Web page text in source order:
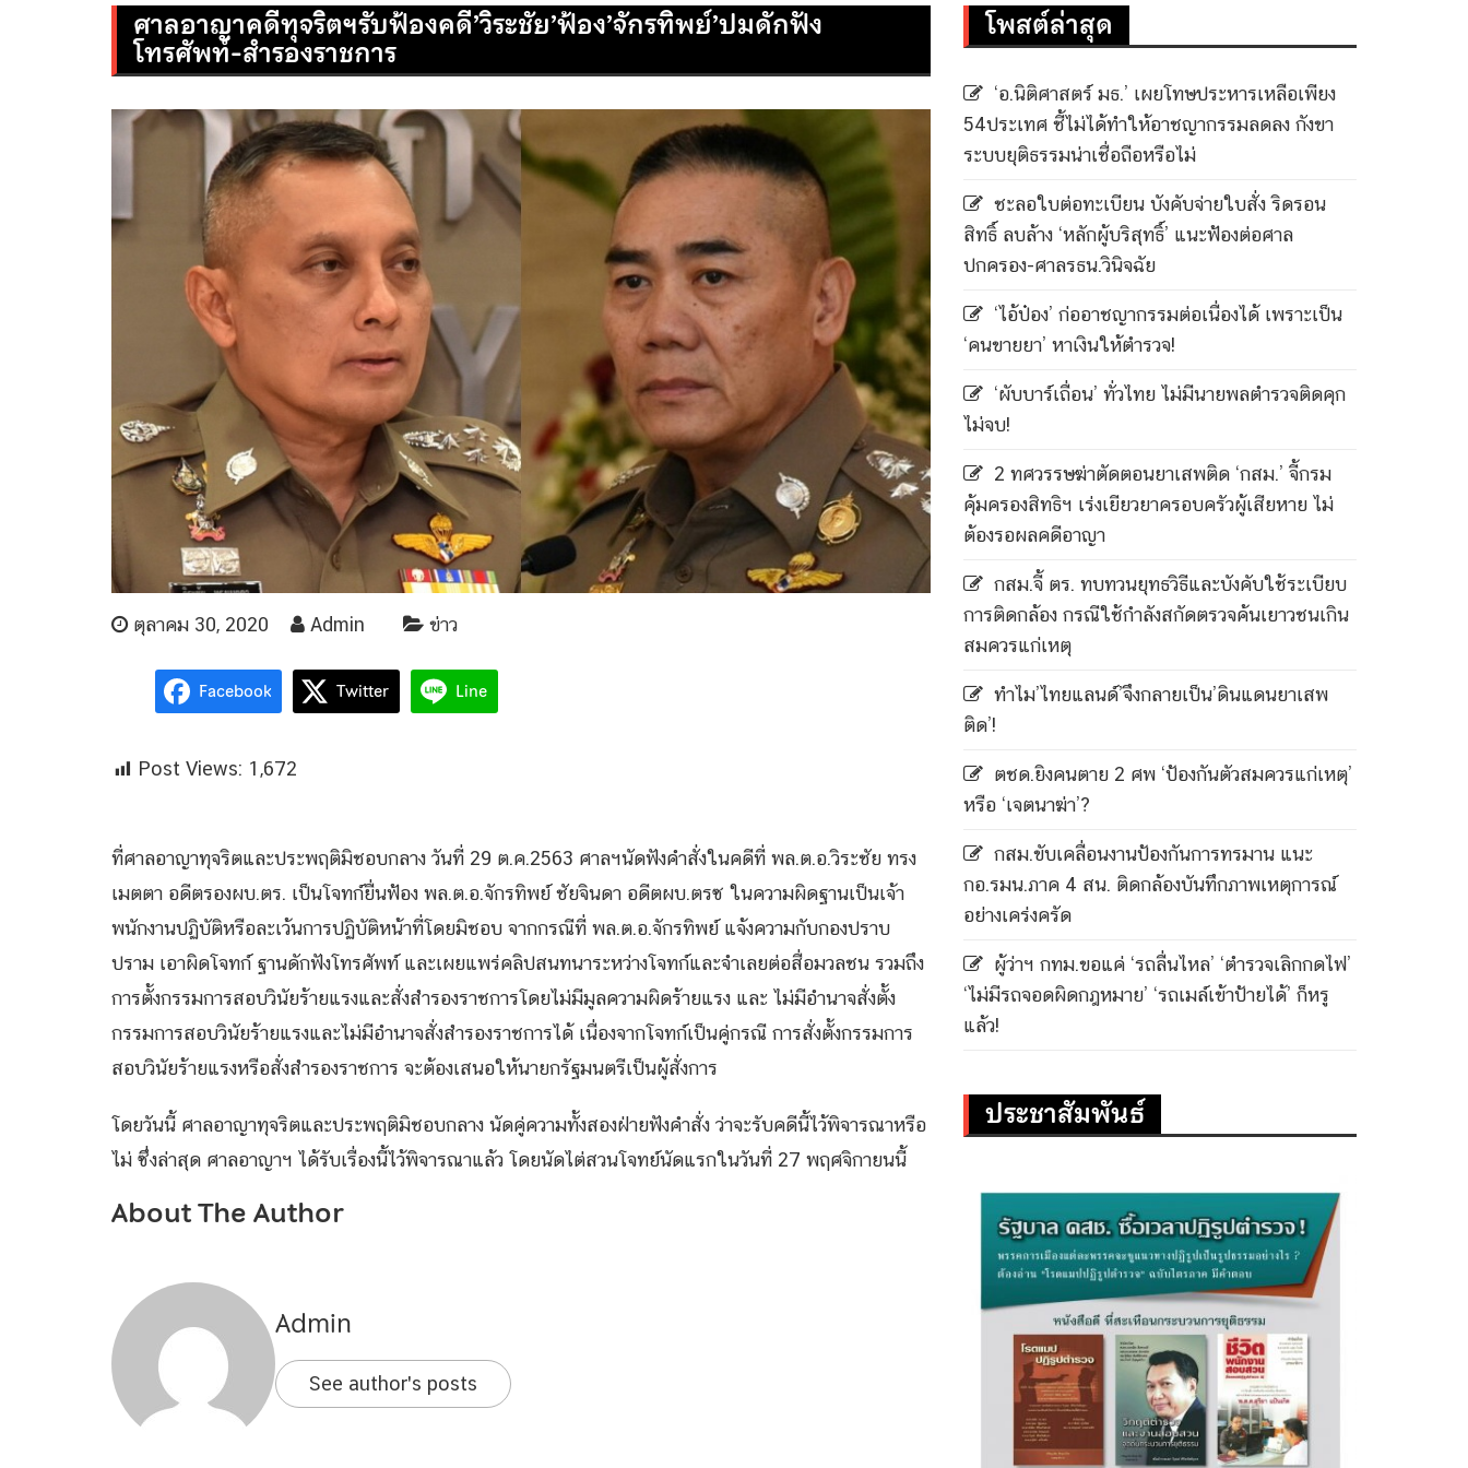
ศาลอาญาคดีทุจริตฯรับฟ้องคดี’วิระชัย’ฟ้อง’จักรทิพย์’ปมดักฟัง
โทรศัพท์-สำรองราชการ
ตุลาคม 30, 2020 Admin ข่าว
Facebook Twitter Line
Post Views: 1,672
ที่ศาลอาญาทุจริตและประพฤติมิชอบกลาง วันที่ 29 ต.ค.2563 ศาลฯนัดฟังคำสั่งในคดีที่ พล.ต.อ.วิระชัย ทรง
เมตตา อดีตรองผบ.ตร. เป็นโจทก์ยื่นฟ้อง พล.ต.อ.จักรทิพย์ ชัยจินดา อดีตผบ.ตรซ ในความผิดฐานเป็นเจ้า
พนักงานปฏิบัติหรือละเว้นการปฏิบัติหน้าที่โดยมิชอบ จากกรณีที่ พล.ต.อ.จักรทิพย์ แจ้งความกับกองปราบ
ปราม เอาผิดโจทก์​ ฐานดักฟังโทรศัพท์ และเผยแพร่คลิปสนทนาระหว่างโจทก์​และจำเลยต่อสื่อมวลชน รวมถึง
การตั้งกรรมการสอบวินัยร้ายแรงและสั่งสำรองราชการโดยไม่มีมูลความผิดร้ายแรง และ ไม่มีอำนาจสั่งตั้ง
กรรมการสอบวินัยร้ายแรงและไม่มีอำนาจสั่งสำรองราชการได้ เนื่องจากโจทก์​เป็นคู่กรณี การสั่งตั้งกรรมการ
สอบวินัยร้ายแรงหรือสั่งสำรองราชการ จะต้องเสนอให้นายกรัฐมนตรีเป็นผู้สั่งการ
โดยวันนี้ ศาลอาญาทุจริตและประพฤติมิชอบกลาง นัดคู่ความทั้งสองฝ่ายฟังคำสั่ง ว่าจะรับคดีนี้ไว้พิจารณาหรือ
ไม่ ซึ่งล่าสุด ศาลอาญาฯ ได้รับเรื่องนี้ไว้พิจารณาแล้ว โดยนัดไต่สวนโจทย์นัดแรกในวันที่ 27 พฤศจิกายนนี้
About The Author
Admin
See author's posts
โพสต์ล่าสุด
‘อ.นิติศาสตร์ มธ.’ เผยโทษประหารเหลือเพียง
54ประเทศ ชี้ไม่ได้ทำให้อาชญากรรมลดลง กังขา
ระบบยุติธรรมน่าเชื่อถือหรือไม่
ชะลอใบต่อทะเบียน บังคับจ่ายใบสั่ง ริดรอน
สิทธิ์ ลบล้าง ‘หลักผู้บริสุทธิ์’ แนะฟ้องต่อศาล
ปกครอง-ศาลรธน.วินิจฉัย
‘ไอ้ป๋อง’ ก่ออาชญากรรมต่อเนื่องได้ เพราะเป็น
‘คนขายยา’ หาเงินให้ตำรวจ!
‘ผับบาร์เถื่อน’ ทั่วไทย ไม่มีนายพลตำรวจติดคุก
ไม่จบ!
2 ทศวรรษฆ่าตัดตอนยาเสพติด ‘กสม.’ จี้กรม
คุ้มครองสิทธิฯ เร่งเยียวยาครอบครัวผู้เสียหาย ไม่
ต้องรอผลคดีอาญา
กสม.จี้ ตร. ทบทวนยุทธวิธีและบังคับใช้ระเบียบ
การติดกล้อง กรณีใช้กำลังสกัดตรวจค้นเยาวชนเกิน
สมควรแก่เหตุ
ทำไม’ไทยแลนด์’จึงกลายเป็น’ดินแดนยาเสพ
ติด’!
ตชด.ยิงคนตาย 2 ศพ ‘ป้องกันตัวสมควรแก่เหตุ’
หรือ ‘เจตนาฆ่า’?
กสม.ขับเคลื่อนงานป้องกันการทรมาน แนะ
กอ.รมน.ภาค 4 สน. ติดกล้องบันทึกภาพเหตุการณ์
อย่างเคร่งครัด
ผู้ว่าฯ กทม.ขอแค่ ‘รถลื่นไหล’ ‘ตำรวจเลิกกดไฟ’
‘ไม่มีรถจอดผิดกฎหมาย’ ‘รถเมล์เข้าป้ายได้’ ก็หรู
แล้ว!
ประชาสัมพันธ์